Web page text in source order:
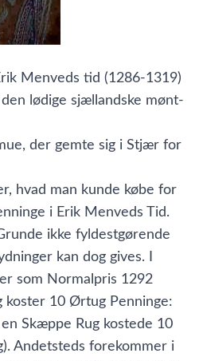
Menveds tid (1286-1319)
lødige sjællandske mønt-
der gemte sig i Stjær for
hvad man kunde købe for
i Erik Menveds Tid.
ikke fyldestgørende
kan dog gives. I
som Normalpris 1292
koster 10 Ørtug Penninge:
Skæppe Rug kostede 10
Andetsteds forekommer i